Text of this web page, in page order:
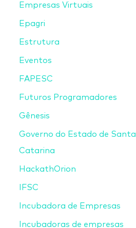
Empresas Virtuais
Epagri
Estrutura
Eventos
FAPESC
Futuros Programadores
Gênesis
Governo do Estado de Santa
Catarina
HackathOrion
IFSC
Incubadora de Empresas
Incubadoras de empresas